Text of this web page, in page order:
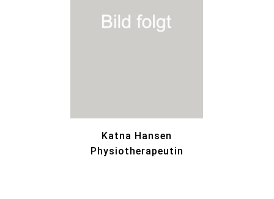
Katna Hansen
Physiotherapeutin